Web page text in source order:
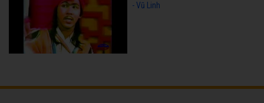
- Vũ Linh